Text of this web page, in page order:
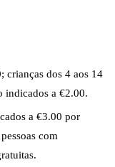
crianças dos 4 aos 14
indicados a €2.00.
a €3.00 por
com